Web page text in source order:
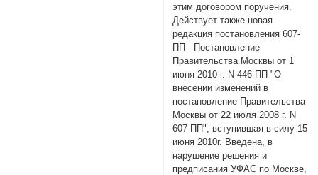
этим договором поручения.
Действует также новая
редакция постановления 607-
ПП - Постановление
Правительства Москвы от 1
июня 2010 г. N 446-ПП "О
внесении изменений в
постановление Правительства
Москвы от 22 июля 2008 г. N
607-ПП", вступившая в силу 15
июня 2010г. Введена, в
нарушение решения и
предписания УФАС по Москве,